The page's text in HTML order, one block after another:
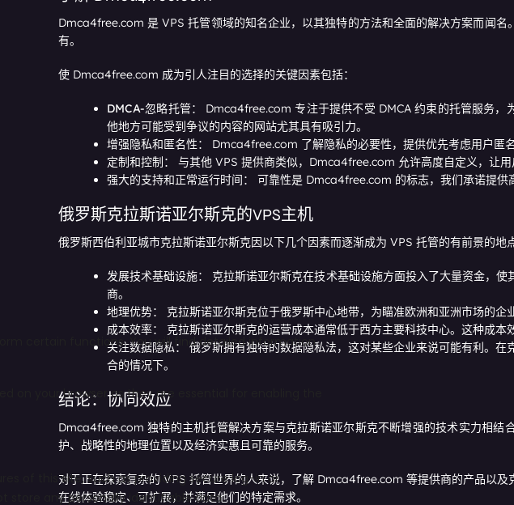
Dmca4free.com 是 VPS 托管领域的知名企业，以其独特的方法和全面的解决方案而闻
有。
使 Dmca4free.com 成为引人注目的选择的关键因素包括：
DMCA-忽略托管：
Dmca4free.com 专注于提供不受 DMCA 约束的托管服务
他地方可能受到争议的内容的网站尤其具有吸引力。
增强隐私和匿名性：
Dmca4free.com 了解隐私的必要性，提供优先考虑用户匿
定制和控制：
与其他 VPS 提供商类似，Dmca4free.com 允许高度自定义，让
强大的支持和正常运行时间：
可靠性是 Dmca4free.com 的标志，我们承诺提供
俄罗斯克拉斯诺亚尔斯克的VPS主机
俄罗斯西伯利亚城市克拉斯诺亚尔斯克因以下几个因素而逐渐成为 VPS 托管的有前景的地点
发展技术基础设施：
克拉斯诺亚尔斯克在技术基础设施方面投入了大量资金，
商。
地理优势：
克拉斯诺亚尔斯克位于俄罗斯中心地带，为瞄准欧洲和亚洲市场的
成本效率：
克拉斯诺亚尔斯克的运营成本通常低于西方主要科技中心。这种成
关注数据隐私：
俄罗斯拥有独特的数据隐私法，这对某些企业来说可能有利。
合的情况下。
结论：协同效应
Dmca4free.com 独特的主机托管解决方案与克拉斯诺亚尔斯克不断增强的技术实力相
护、战略性的地理位置以及经济实惠且可靠的服务。
对于正在探索复杂的 VPS 托管世界的人来说，了解 Dmca4free.com 等提供商的产品以
在线体验稳定、可扩展，并满足他们的特定需求。